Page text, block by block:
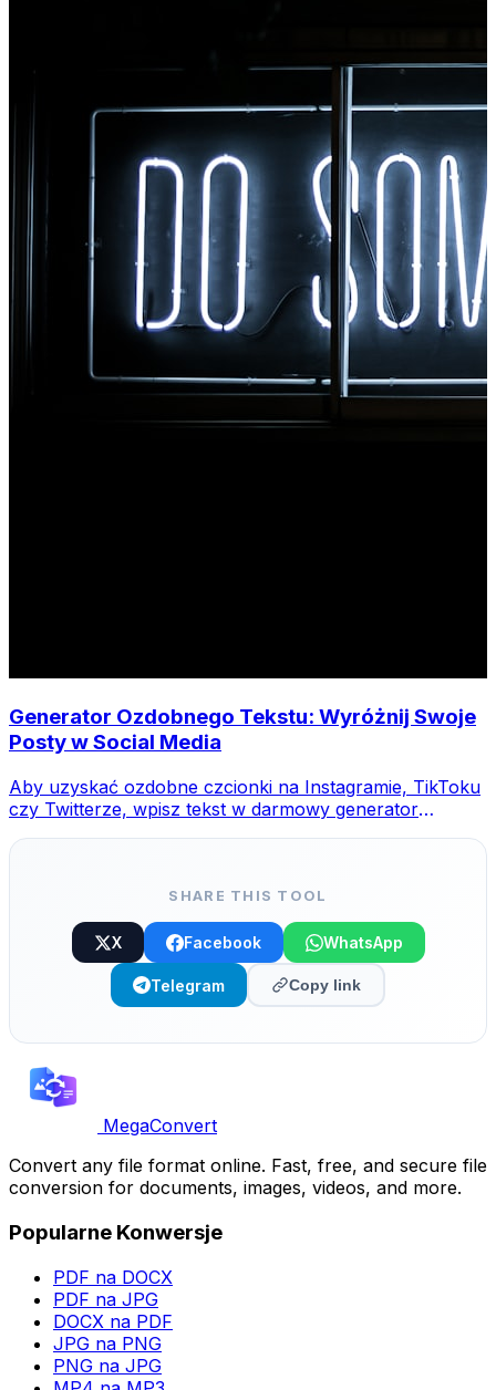
Generator Ozdobnego Tekstu: Wyróżnij Swoje
Posty w Social Media
Aby uzyskać ozdobne czcionki na Instagramie, TikToku
czy Twitterze, wpisz tekst w darmowy generator
SHARE THIS TOOL
X Facebook WhatsApp
Telegram Copy link
MegaConvert
Convert any file format online. Fast, free, and secure file
conversion for documents, images, videos, and more.
Popularne Konwersje
PDF na DOCX
PDF na JPG
DOCX na PDF
JPG na PNG
PNG na JPG